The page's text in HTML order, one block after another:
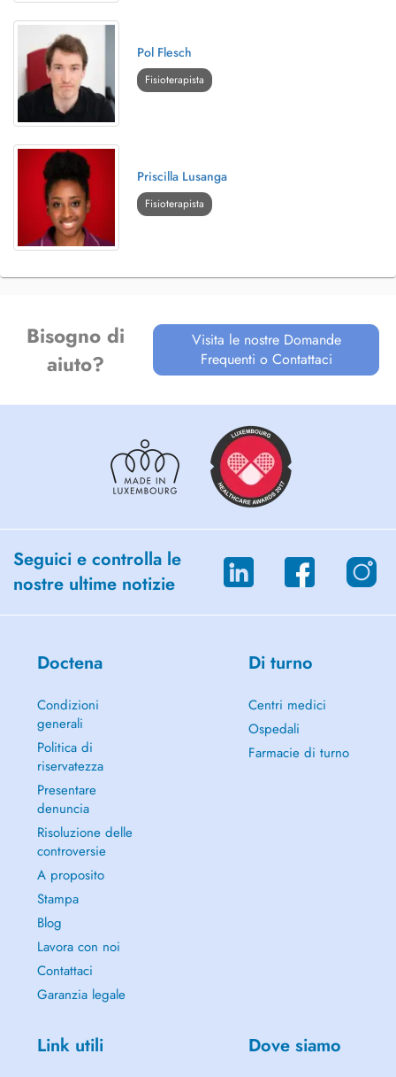
Pol Flesch
Fisioterapista
Priscilla Lusanga
Fisioterapista
Bisogno di
aiuto?
Visita le nostre Domande
Frequenti o Contattaci
Seguici e controlla le
nostre ultime notizie
Doctena
Condizioni
generali
Politica di
riservatezza
Presentare
denuncia
Risoluzione delle
controversie
A proposito
Stampa
Blog
Lavora con noi
Contattaci
Garanzia legale
Di turno
Centri medici
Ospedali
Farmacie di turno
Link utili Dove siamo